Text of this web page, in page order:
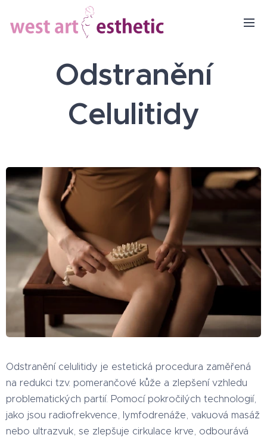
Odstranění
Celulitidy
Odstranění celulitidy je estetická procedura zaměřená
na redukci tzv. pomerančové kůže a zlepšení vzhledu
problematických partií. Pomocí pokročilých technologií,
jako jsou radiofrekvence, lymfodrenáže, vakuová masáž
nebo ultrazvuk, se zlepšuje cirkulace krve, odbourává